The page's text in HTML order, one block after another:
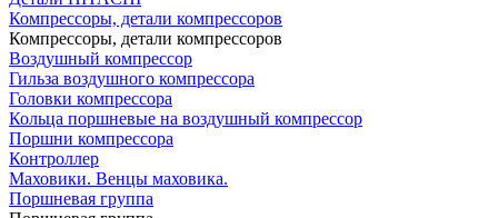
Компрессоры, детали компрессоров
Компрессоры, детали компрессоров
Воздушный компрессор
Гильза воздушного компрессора
Головки компрессора
Кольца поршневые на воздушный компрессор
Поршни компрессора
Контроллер
Маховики. Венцы маховика.
Поршневая группа